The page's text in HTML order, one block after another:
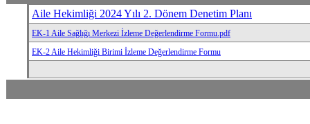
Aile Hekimliği 2024 Yılı 2. Dönem Denetim Planı
EK-1 Aile Sağlığı Merkezi İzleme Değerlendirme Formu.pdf
EK-2 Aile Hekimliği Birimi İzleme Değerlendirme Formu